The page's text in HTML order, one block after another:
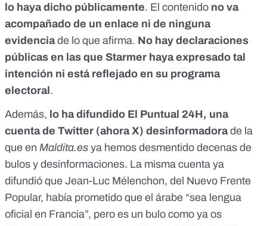
lo haya dicho públicamente. El contenido no va
acompañado de un enlace ni de ninguna
evidenciade lo que afirma. No hay declaraciones
públicas en las que Starmer haya expresado tal
intención ni está reflejado en su programa
electoral.
Además, lo ha difundido El Puntual 24H, una
cuenta de Twitter (ahora X) desinformadorade la
que en Maldita.es ya hemos desmentido decenas de
bulos y desinformaciones. La misma cuenta ya
difundió que Jean-Luc Mélenchon, del Nuevo Frente
Popular, había prometido que el árabe “sea lengua
oficial en Francia”, pero es un bulo como ya os